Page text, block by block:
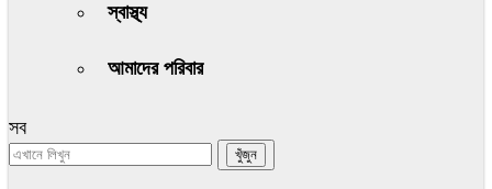
স্বাস্থ্য
আমাদের পরিবার
সব